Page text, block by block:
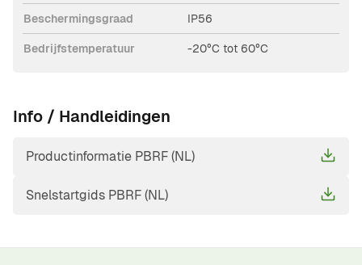
Beschermingsgraad IP56
Bedrijfstemperatuur -20°C tot 60°C
Info / Handleidingen
Productinformatie PBRF (NL)
Snelstartgids PBRF (NL)